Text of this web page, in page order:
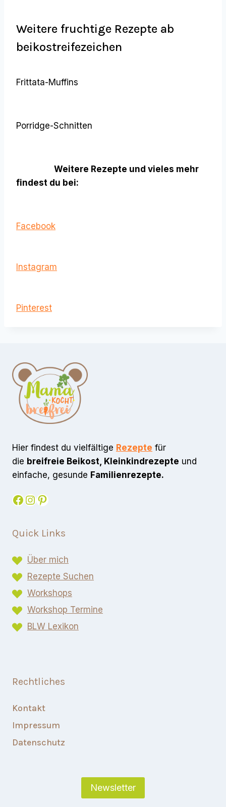
Weitere fruchtige Rezepte ab
beikostreifezeichen
Frittata-Muffins
Porridge-Schnitten
Weitere Rezepte und vieles mehr
findest du bei:
Facebook
Instagram
Pinterest
Hier findest du vielfältige Rezepte für
die breifreie Beikost, Kleinkindrezepte und
einfache, gesunde Familienrezepte.
Facebook
Instagram
Pinterest
Quick Links
Über mich
Rezepte Suchen
Workshops
Workshop Termine
BLW Lexikon​
Rechtliches
Kontakt
Impressum
Datenschutz
Newsletter